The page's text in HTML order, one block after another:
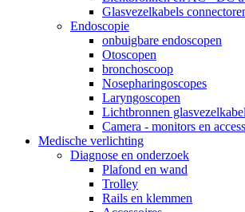
Glasvezelkabels
Endoscopie
onbuigbare endoscopen
Otoscopen
bronchoscoop
Nosepharingoscopes
Laryngoscopen
Lichtbronnen
Camera - monitors en
Medische verlichting
Diagnose en onderzoek
Plafond en wand
Trolley
Rails en klemmen